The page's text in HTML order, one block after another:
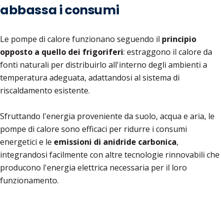
abbassa i consumi
Le pompe di calore funzionano seguendo il principio
opposto a quello dei frigoriferi: estraggono il calore da
fonti naturali per distribuirlo all'interno degli ambienti a
temperatura adeguata, adattandosi al sistema di
riscaldamento esistente.
Sfruttando l'energia proveniente da suolo, acqua e aria, le
pompe di calore sono efficaci per ridurre i consumi
energetici e le emissioni di anidride carbonica,
integrandosi facilmente con altre tecnologie rinnovabili che
producono l'energia elettrica necessaria per il loro
funzionamento.